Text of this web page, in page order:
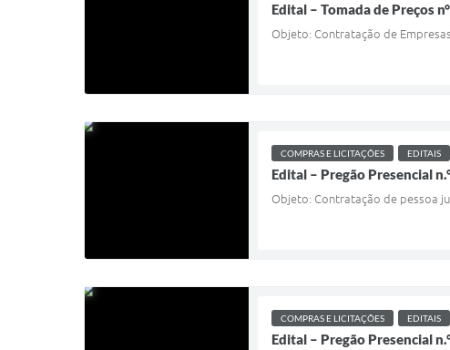
Edital – Tomada de Preços
Objeto: Contratação de
COMPRAS E LICITAÇÕES EDITAIS
Edital – Pregão Presencial
Objeto: Contratação de pessoa
COMPRAS E LICITAÇÕES EDITAIS
Edital – Pregão Presencial